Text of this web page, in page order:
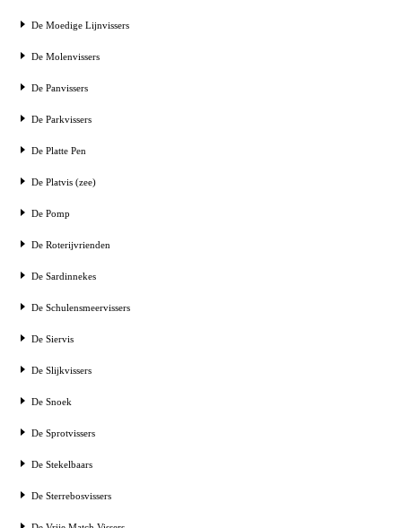
De Moedige Lijnvissers
De Molenvissers
De Panvissers
De Parkvissers
De Platte Pen
De Platvis (zee)
De Pomp
De Roterijvrienden
De Sardinnekes
De Schulensmeervissers
De Siervis
De Slijkvissers
De Snoek
De Sprotvissers
De Stekelbaars
De Sterrebosvissers